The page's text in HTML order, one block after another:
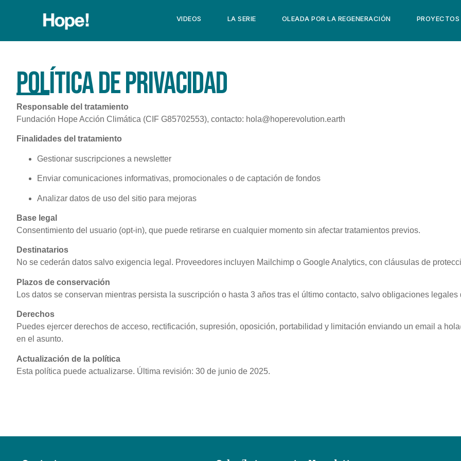
VIDEOS LA SERIE OLEADA POR LA REGENERACIÓN PROYECTOS
POLÍTICA DE PRIVACIDAD
Responsable del tratamiento
Fundación Hope Acción Climática (CIF G85702553), contacto: hola@hoperevolution.earth
Finalidades del tratamiento
Gestionar suscripciones a newsletter
Enviar comunicaciones informativas, promocionales o de captación de fondos
Analizar datos de uso del sitio para mejoras
Base legal
Consentimiento del usuario (opt‑in), que puede retirarse en cualquier momento sin afectar tratamientos previos.
Destinatarios
No se cederán datos salvo exigencia legal. Proveedores incluyen Mailchimp o Google Analytics, con cláusulas de
Plazos de conservación
Los datos se conservan mientras persista la suscripción o hasta 3 años tras el último contacto, salvo obligaciones
Derechos
Puedes ejercer derechos de acceso, rectificación, supresión, oposición, portabilidad y limitación enviando un email a
en el asunto.
Actualización de la política
Esta política puede actualizarse. Última revisión: 30 de junio de 2025.